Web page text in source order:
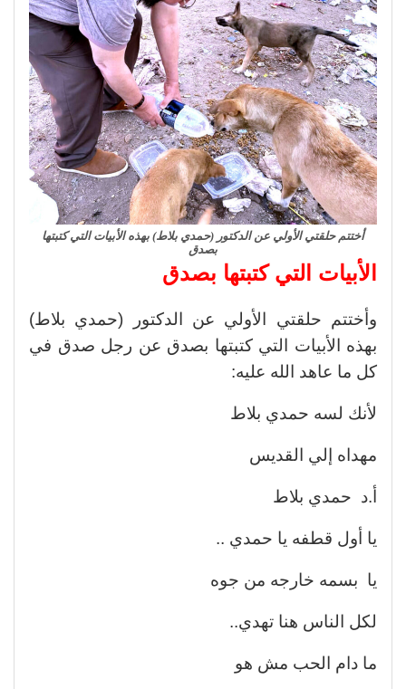
أختتم حلقتي الأولي عن الدكتور (حمدي بلاط) بهذه الأبيات التي كتبتها
بصدق
الأبيات التي كتبتها بصدق
وأختتم حلقتي الأولي عن الدكتور (حمدي بلاط)
بهذه الأبيات التي كتبتها بصدق عن رجل صدق في
كل ما عاهد الله عليه:
لأنك لسه حمدي بلاط
مهداه إلي القديس
أ.د حمدي بلاط
يا أول قطفه يا حمدي ..
يا بسمه خارجه من جوه
لكل الناس هنا تهدي..
ما دام الحب مش هو